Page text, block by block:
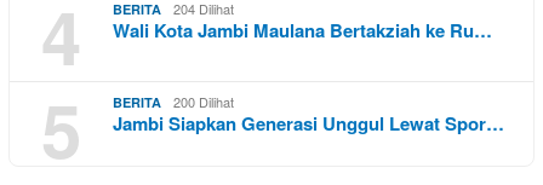
4 BERITA 204 Dilihat
Wali Kota Jambi Maulana Bertakziah ke Ru…
5 BERITA 200 Dilihat
Jambi Siapkan Generasi Unggul Lewat Spor…